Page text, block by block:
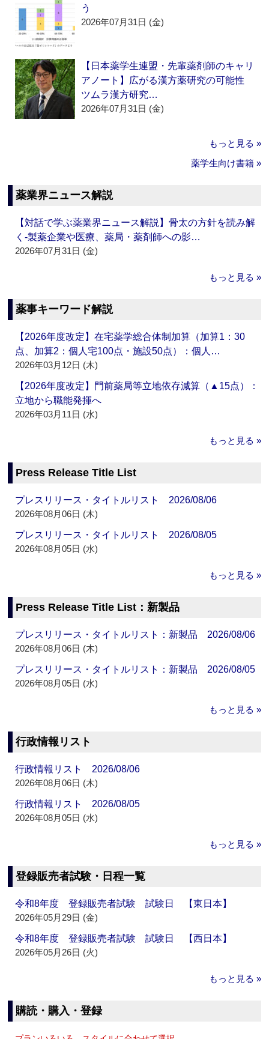
う
2026年07月31日 (金)
【日本薬学生連盟・先輩薬剤師のキャリ
アノート】広がる漢方薬研究の可能性
ツムラ漢方研究…
2026年07月31日 (金)
もっと見る »
薬学生向け書籍 »
薬業界ニュース解説
【対話で学ぶ薬業界ニュース解説】骨太の方針を読み解
く‐製薬企業や医療、薬局・薬剤師への影…
2026年07月31日 (金)
もっと見る »
薬事キーワード解説
【2026年度改定】在宅薬学総合体制加算（加算1：30
点、加算2：個人宅100点・施設50点）：個人…
2026年03月12日 (木)
【2026年度改定】門前薬局等立地依存減算（▲15点）：
立地から職能発揮へ
2026年03月11日 (水)
もっと見る »
Press Release Title List
プレスリリース・タイトルリスト 2026/08/06
2026年08月06日 (木)
プレスリリース・タイトルリスト 2026/08/05
2026年08月05日 (水)
もっと見る »
Press Release Title List：新製品
プレスリリース・タイトルリスト：新製品 2026/08/06
2026年08月06日 (木)
プレスリリース・タイトルリスト：新製品 2026/08/05
2026年08月05日 (水)
もっと見る »
行政情報リスト
行政情報リスト 2026/08/06
2026年08月06日 (木)
行政情報リスト 2026/08/05
2026年08月05日 (水)
もっと見る »
登録販売者試験・日程一覧
令和8年度 登録販売者試験 試験日 【東日本】
2026年05月29日 (金)
令和8年度 登録販売者試験 試験日 【西日本】
2026年05月26日 (火)
もっと見る »
購読・購入・登録